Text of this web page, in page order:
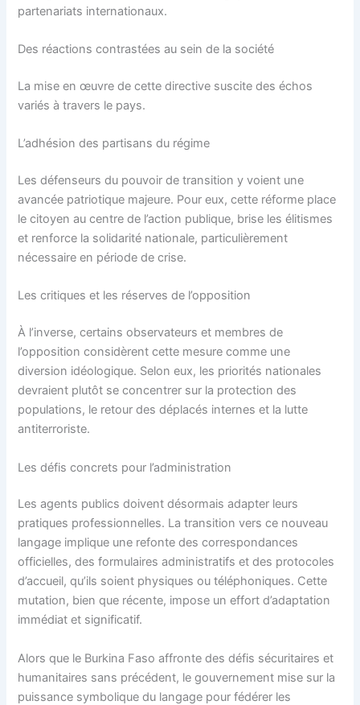
partenariats internationaux.
Des réactions contrastées au sein de la société
La mise en œuvre de cette directive suscite des échos
variés à travers le pays.
L’adhésion des partisans du régime
Les défenseurs du pouvoir de transition y voient une
avancée patriotique majeure. Pour eux, cette réforme place
le citoyen au centre de l’action publique, brise les élitismes
et renforce la solidarité nationale, particulièrement
nécessaire en période de crise.
Les critiques et les réserves de l’opposition
À l’inverse, certains observateurs et membres de
l’opposition considèrent cette mesure comme une
diversion idéologique. Selon eux, les priorités nationales
devraient plutôt se concentrer sur la protection des
populations, le retour des déplacés internes et la lutte
antiterroriste.
Les défis concrets pour l’administration
Les agents publics doivent désormais adapter leurs
pratiques professionnelles. La transition vers ce nouveau
langage implique une refonte des correspondances
officielles, des formulaires administratifs et des protocoles
d’accueil, qu’ils soient physiques ou téléphoniques. Cette
mutation, bien que récente, impose un effort d’adaptation
immédiat et significatif.
Alors que le Burkina Faso affronte des défis sécuritaires et
humanitaires sans précédent, le gouvernement mise sur la
puissance symbolique du langage pour fédérer les